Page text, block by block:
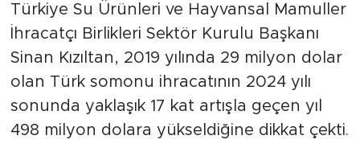
Türkiye Su Ürünleri ve Hayvansal Mamuller
İhracatçı Birlikleri Sektör Kurulu Başkanı
Sinan Kızıltan, 2019 yılında 29 milyon dolar
olan Türk somonu ihracatının 2024 yılı
sonunda yaklaşık 17 kat artışla geçen yıl
498 milyon dolara yükseldiğine dikkat çekti.